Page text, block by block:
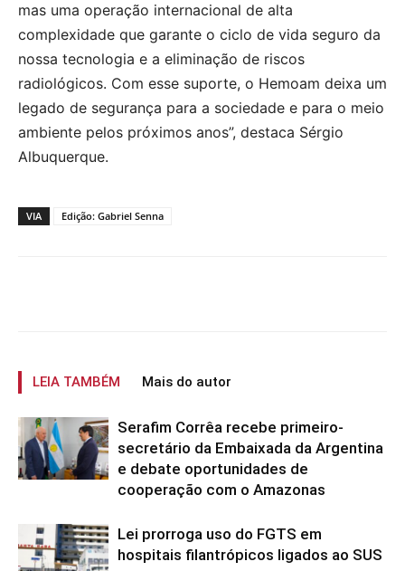
mas uma operação internacional de alta
complexidade que garante o ciclo de vida seguro da
nossa tecnologia e a eliminação de riscos
radiológicos. Com esse suporte, o Hemoam deixa um
legado de segurança para a sociedade e para o meio
ambiente pelos próximos anos”, destaca Sérgio
Albuquerque.
VIA Edição: Gabriel Senna
LEIA TAMBÉM Mais do autor
Serafim Corrêa recebe primeiro-
secretário da Embaixada da Argentina
e debate oportunidades de
cooperação com o Amazonas
Lei prorroga uso do FGTS em
hospitais filantrópicos ligados ao SUS